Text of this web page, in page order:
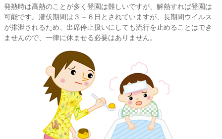
発熱時は高熱のことが多く登園は難しいですが、解熱すれば登園は
可能です。潜伏期間は３～６日とされていますが、長期間ウイルス
が排泄されるため、出席停止扱いにしても流行を止めることはでき
ませんので、一律に休ませる必要はありません。